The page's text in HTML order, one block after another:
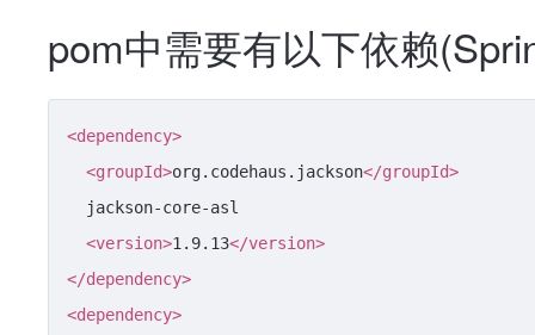
pom中需要有以下依赖
<dependency>
<groupId>org.codehaus.jackson</groupId>
jackson-core-asl
<version>1.9.13</version>
</dependency>
<dependency>